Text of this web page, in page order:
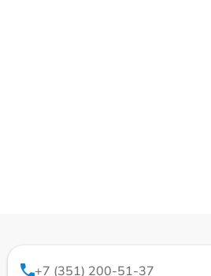
+7 (351) 200-51-37